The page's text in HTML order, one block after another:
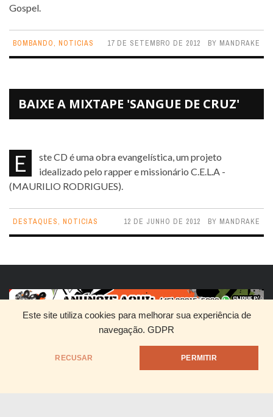
Este site utiliza cookies para melhorar sua experiência de
navegação. GDPR
RECUSAR PERMITIR
Gospel.
BOMBANDO, NOTICIAS 17 DE SETEMBRO DE 2012 BY MANDRAKE
BAIXE A MIXTAPE 'SANGUE DE CRUZ'
Este CD é uma obra evangelística, um projeto
idealizado pelo rapper e missionário C.E.L.A -
(MAURILIO RODRIGUES).
DESTAQUES, NOTICIAS 12 DE JUNHO DE 2012 BY MANDRAKE
HOME QUEM SOMOS
DIVULGUE SEU RAP